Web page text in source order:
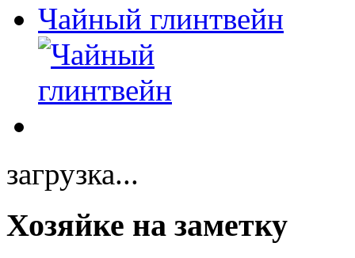
Чайный глинтвейн
загрузка...
Хозяйке на заметку